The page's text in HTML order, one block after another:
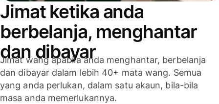
Jimat ketika anda
berbelanja, menghantar
dan dibayar
Jimat wang apabila anda menghantar, berbelanja
dan dibayar dalam lebih 40+ mata wang. Semua
yang anda perlukan, dalam satu akaun, bila-bila
masa anda memerlukannya.